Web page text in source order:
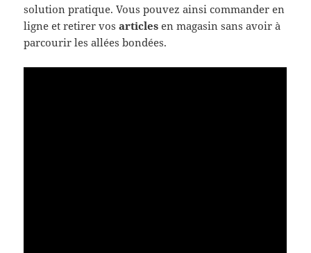
solution pratique. Vous pouvez ainsi commander en
ligne et retirer vosarticles en magasin sans avoir à
parcourir les allées bondées.